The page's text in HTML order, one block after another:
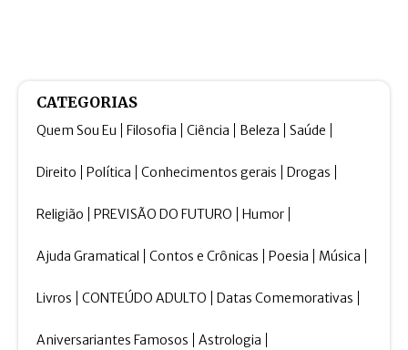
CATEGORIAS
Quem Sou Eu Filosofia Ciência Beleza Saúde
Direito Política Conhecimentos gerais Drogas
Religião PREVISÃO DO FUTURO Humor
Ajuda Gramatical Contos e Crônicas Poesia Música
Livros CONTEÚDO ADULTO Datas Comemorativas
Aniversariantes Famosos Astrologia